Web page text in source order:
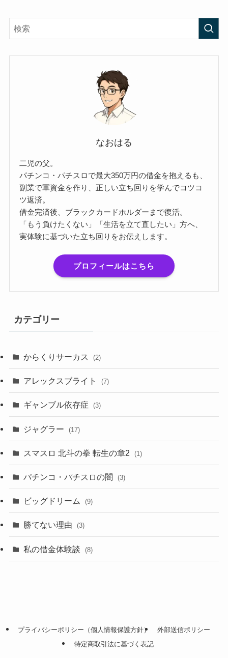
なおはる
二児の父。
パチンコ・パチスロで最大350万円の借金を抱えるも、
副業で軍資金を作り、正しい立ち回りを学んでコツコ
ツ返済。
借金完済後、ブラックカードホルダーまで復活。
「もう負けたくない」「生活を立て直したい」方へ、
実体験に基づいた立ち回りをお伝えします。
プロフィールはこちら
カテゴリー
からくりサーカス (2)
アレックスブライト (7)
ギャンブル依存症 (3)
ジャグラー (17)
スマスロ 北斗の拳 転生の章2 (1)
パチンコ・パチスロの闇 (3)
ビッグドリーム (9)
勝てない理由 (3)
私の借金体験談 (8)
プライバシーポリシー（個人情報保護方針）
外部送信ポリシー
特定商取引法に基づく表記